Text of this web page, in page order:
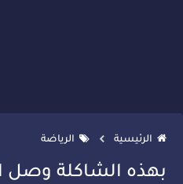
الرئيسية الرياضة
بهذه الشاكلة وصل